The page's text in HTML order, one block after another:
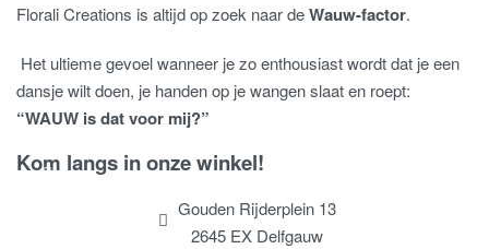
Florali Creations is altijd op zoek naar deWauw-factor.
Het ultieme gevoel wanneer je zo enthousiast wordt dat je een
dansje wilt doen, je handen op je wangen slaat en roept:
“WAUW is dat voor mij?”
Kom langs in onze winkel!
Gouden Rijderplein 13
2645 EX Delfgauw